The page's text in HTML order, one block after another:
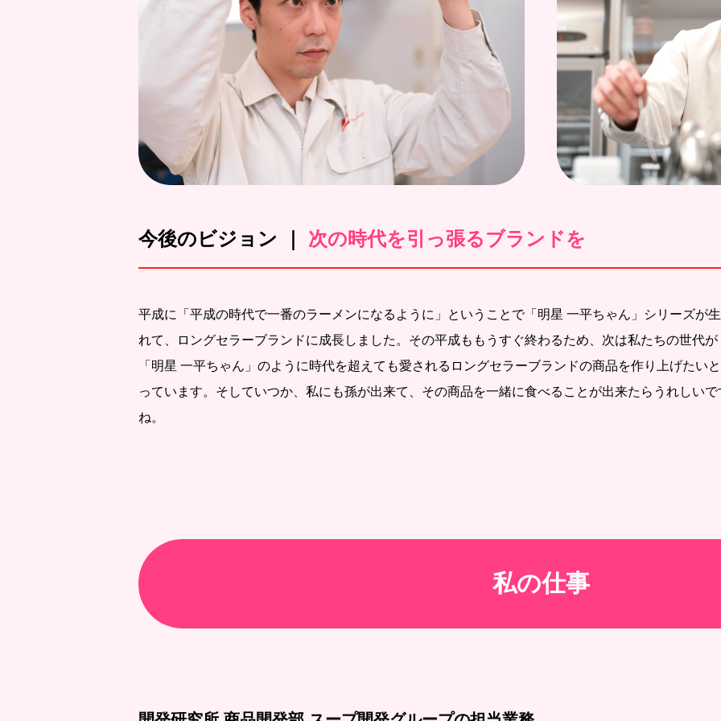
今後のビジョン ｜ 次の時代を引っ張るブランドを
平成に「平成の時代で一番のラーメンになるように」ということで「明星 一平ちゃん」シリーズが
れて、ロングセラーブランドに成長しました。その平成ももうすぐ終わるため、次は私たちの世代が
「明星 一平ちゃん」のように時代を超えても愛されるロングセラーブランドの商品を作り上げたい
っています。そしていつか、私にも孫が出来て、その商品を一緒に食べることが出来たらうれしいで
ね。
私の仕事